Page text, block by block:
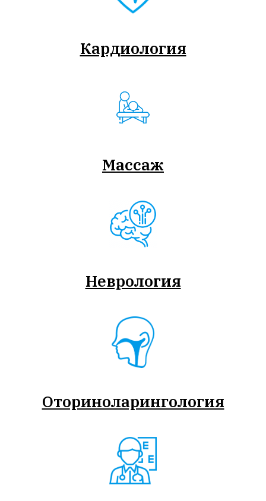
Кардиология
Массаж
Неврология
Оториноларингология